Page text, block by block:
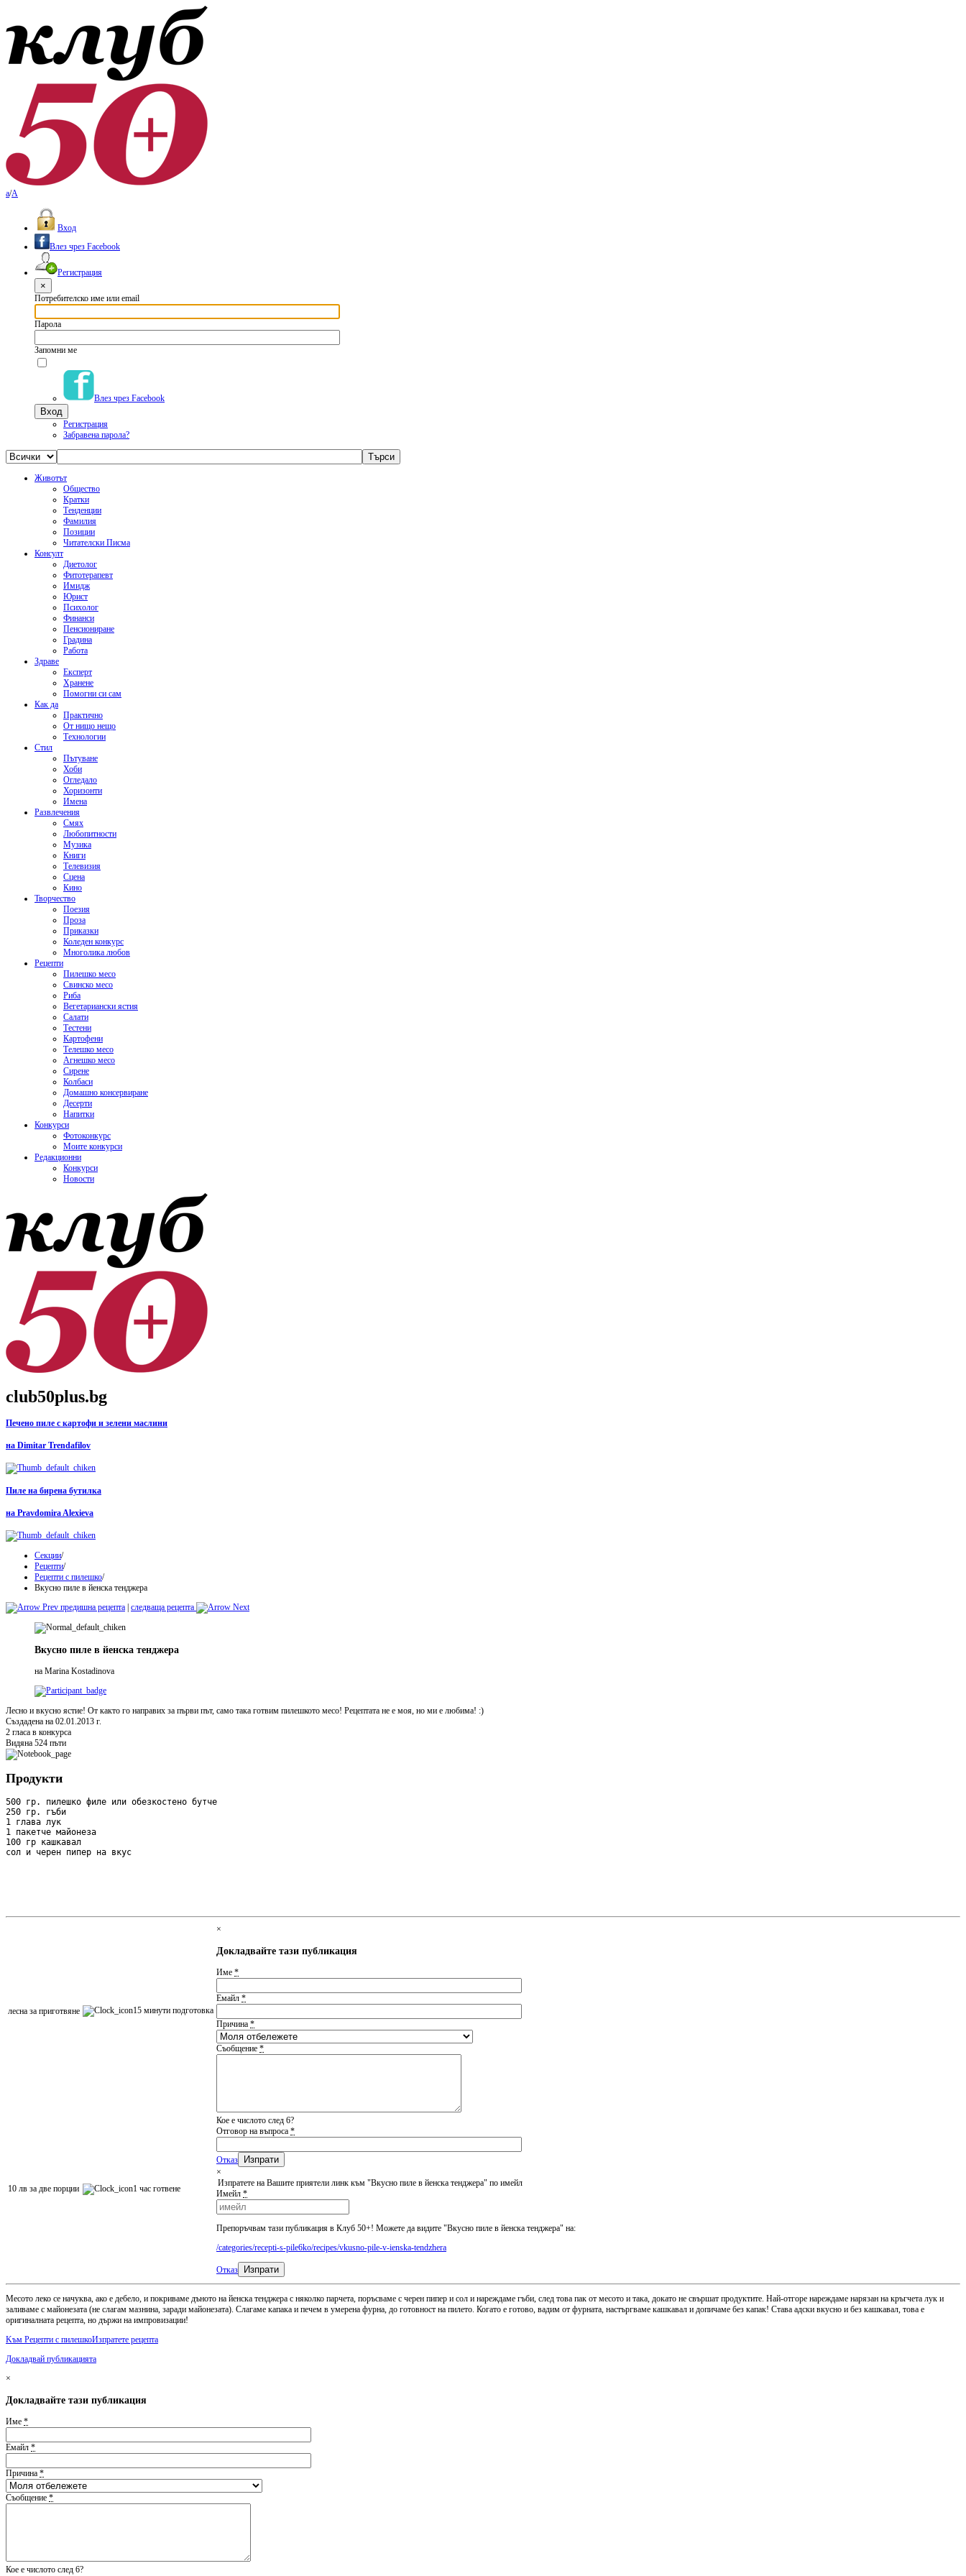
a/A
Вход
Влез чрез Facebook
Регистрация
×
Потребителско име или email
Парола
Запомни ме
Влез чрез Facebook
Регистрация
Забравена парола?
Животът
Общество
Кратки
Тенденции
Фамилия
Позиции
Читателски Писма
Консулт
Диетолог
Фитотерапевт
Имидж
Юрист
Психолог
Финанси
Пенсиониране
Градина
Работа
Здраве
Експерт
Хранене
Помогни си сам
Как да
Практично
От нищо нещо
Технологии
Стил
Пътуване
Хоби
Огледало
Хоризонти
Имена
Развлечения
Смях
Любопитности
Музика
Книги
Телевизия
Сцена
Кино
Творчество
Поезия
Проза
Приказки
Коледен конкурс
Многолика любов
Рецепти
Пилешко месо
Свинско месо
Риба
Вегетариански ястия
Салати
Тестени
Картофени
Телешко месо
Агнешко месо
Сирене
Колбаси
Домашно консервиране
Десерти
Напитки
Конкурси
Фотоконкурс
Моите конкурси
Редакционни
Конкурси
Новости
club50plus.bg
Печено пиле с картофи и зелени маслини
на Dimitar Trendafilov
Пиле на бирена бутилка
на Pravdomira Alexieva
Секции/
Рецепти/
Рецепти с пилешко/
Вкусно пиле в йенска тенджера
предишна рецепта следваща рецепта
Вкусно пиле в йенска тенджера
на Marina Kostadinova
Лесно и вкусно ястие! От както го направих за първи път, само така готвим пилешкото месо! Рецептата не е моя, но ми е любима! :)
Създадена на 02.01.2013 г.
2 гласа в конкурса
Видяна 524 пъти
Продукти
500 гр. пилешко филе или обезкостено бутче
250 гр. гъби
1 глава лук
1 пакетче майонеза
100 гр кашкавал
сол и черен пипер на вкус
леснa за приготвяне 15 минути подготовка
×
Докладвайте тази публикация
Име *
Емайл *
Причина *
Съобщение *
Кое е числото след 6?
Отговор на въпроса *
Отказ
×
Изпратете на Вашите приятели линк към "Вкусно пиле в йенска тенджера" по имейл
Имейл *
Препоръчвам тази публикация в Клуб 50+! Можете да видите "Вкусно пиле в йенска тенджера" на:
/categories/recepti-s-pile6ko/recipes/vkusno-pile-v-ienska-tendzhera
Отказ Изпрати
10 лв за две порции 1 час готвене
Месото леко се начуква, ако е дебело, и покриваме дъното на йенска тенджера с няколко парчета, поръсваме с черен пипер и сол и нареждаме гъби, след това пак от месото и така, докато не свършат продуктите. Най-отгоре нареждаме нарязан на кръгчета лук и
заливаме с майонезата (не слагам мазнина, заради майонезата). Слагаме капака и печем в умерена фурна, до готовност на пилето. Когато е готово, вадим от фурната, настъргваме кашкавал и допичаме без капак! Става адски вкусно и без кашкавал, това е
оригиналната рецепта, но държи на импровизации!
Kъм Рецепти с пилешкоИзпратете рецепта
Докладвай публикацията
×
Докладвайте тази публикация
Име *
Емайл *
Причина *
Съобщение *
Кое е числото след 6?